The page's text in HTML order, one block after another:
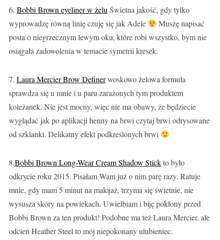
6. Bobbi Brown eyeliner w żelu Świetna jakość, gdy tylko
wyprowadzę równą linię czuję się jak Adele
Muszę napisać
posta o niegrzecznym lewym oku, które robi wszystko, bym nie
osiągała zadowolenia w temacie symetrii kresek.
7. Laura Mercier Brow Definerwoskowo żelowa formuła
sprawdza się u mnie i u paru zarażonych tym produktem
koleżanek. Nie jest mocny, więc nie ma obawy, że będziecie
wyglądać jak po aplikacji henny na brwi czytaj brwi odrysowane
od szklanki. Delikatny efekt podkreślonych brwi
8.Bobbi Brown Long-Wear Cream Shadow Stickto było
odkrycie roku 2015. Pisałam Wam już o nim parę razy. Ratuje
mnie, gdy mam 5 minut na makijaż, trzyma się świetnie, nie
wysusza skóry na powiekach. Uwielbiam i biję pokłony przed
Bobbi Brown za ten produkt! Podobne ma też Laura Mercier, ale
odcień Heather Steel to mój niepokonany ulubieniec.